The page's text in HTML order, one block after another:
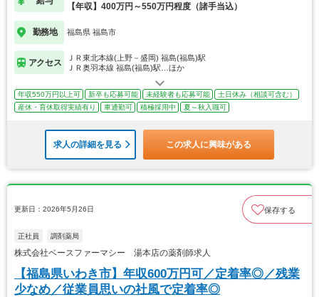
【年収】400万円～550万円程度（諸手当込）
勤務地 福島県 福島市
アクセス
ＪＲ東北本線(上野－盛岡) 福島(福島)駅
ＪＲ奥羽本線 福島(福島)駅…ほか
年収550万円以上可 新卒も応募可能 未経験者も応募可能
土日休み（相談可含む）
産休・育休取得実績有り
車通勤可 積極採用中 夏～秋入職可
求人の詳細を見る この求人に興味がある
更新日：2026年5月26日 保存する
正社員 調剤薬局
株式会社ベースファーマシー 湯本店の薬剤師求人
【福島県いわき市】年収600万円可／定着率◎／残業
少なめ／従業員思いの社風で定着率◎